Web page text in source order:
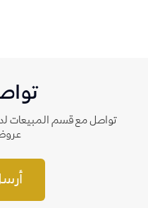
تواصل مع قسم المبيعات